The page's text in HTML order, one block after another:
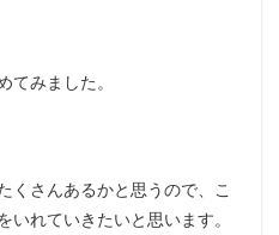
てみました。
くさんあるかと思うので、こ
れていきたいと思います。